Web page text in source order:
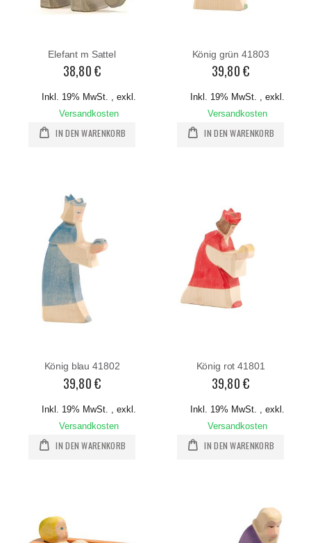
Elefant m Sattel
38,80 €
Inkl. 19% MwSt. , exkl.
Versandkosten
IN DEN WARENKORB
König grün 41803
39,80 €
Inkl. 19% MwSt. , exkl.
Versandkosten
IN DEN WARENKORB
König blau 41802
39,80 €
Inkl. 19% MwSt.
exkl.
Versandkosten
IN DEN WARENKORB
König rot 41801
39,80 €
Inkl. 19% MwSt.
exkl.
Versandkosten
IN DEN WARENKORB